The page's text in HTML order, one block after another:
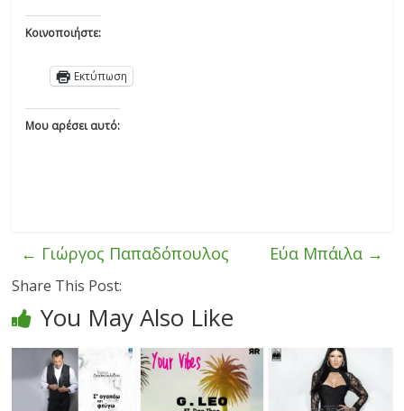
Κοινοποιήστε:
Εκτύπωση
Μου αρέσει αυτό:
← Γιώργος Παπαδόπουλος Εύα Μπάιλα →
Share This Post:
You May Also Like